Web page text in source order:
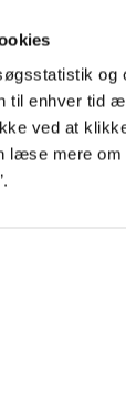
og
til enhver tid
ved at
læse mere om
om